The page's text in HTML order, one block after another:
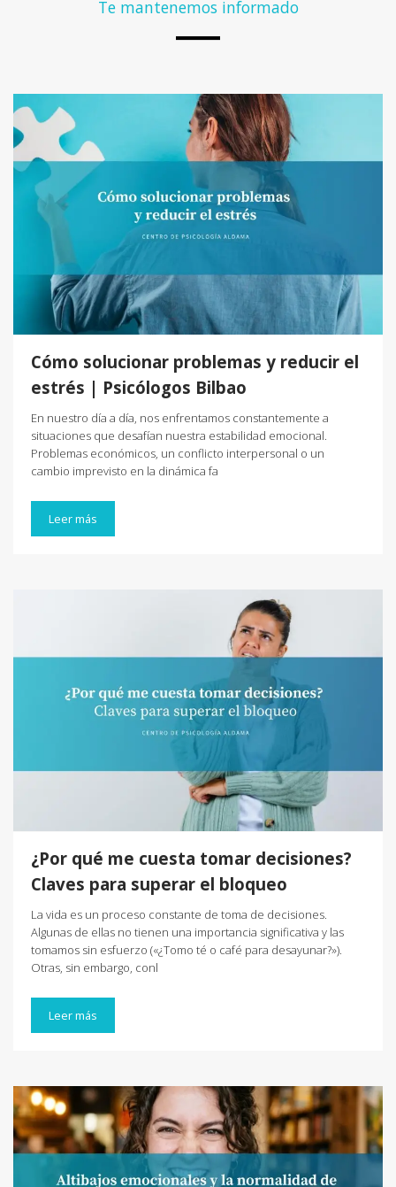
Te mantenemos informado
Cómo solucionar problemas y reducir el
estrés | Psicólogos Bilbao
En nuestro día a día, nos enfrentamos constantemente a
situaciones que desafían nuestra estabilidad emocional.
Problemas económicos, un conflicto interpersonal o un
cambio imprevisto en la dinámica fa
Leer más
¿Por qué me cuesta tomar decisiones?
Claves para superar el bloqueo
La vida es un proceso constante de toma de decisiones.
Algunas de ellas no tienen una importancia significativa y las
tomamos sin esfuerzo («¿Tomo té o café para desayunar?»).
Otras, sin embargo, conl
Leer más